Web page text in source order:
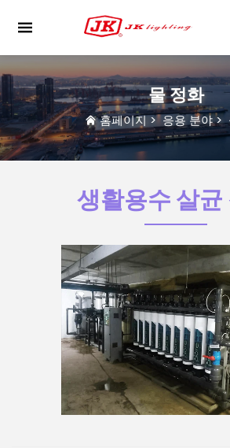
물 정화
홈페이지>응용 분야>
생활용수 살균